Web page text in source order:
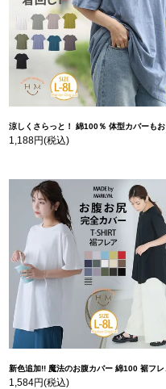
涼しくさらっと！ 綿100％ 体型カバーもお洒落も叶える 風合いコットン ゆるシルエット ドルマン | 大きいサイズの通販ならハッピーマリリン
1,188円(税込)
新色追加!! 魔法のお腹カバー 綿100 裾フレア Tシャツ | 大きいサイズの通販ならハッピーマリリン
1,584円(税込)